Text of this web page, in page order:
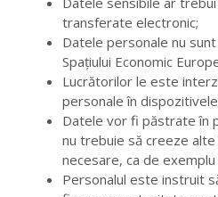
transferate electronic;
Datele personale nu
Spațiului Economic
Lucrătorilor le este
personale în
Datele vor fi păstrate în
nu trebuie să creeze
necesare, ca de exemplu
Personalul este instruit